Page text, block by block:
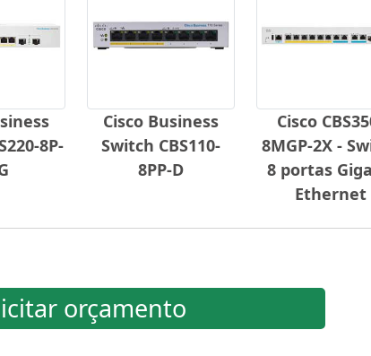
8P-
Cisco Business
Switch CBS110-
8PP-D
Cisco
8MGP-2X -
8 portas
Ethernet
orçamento